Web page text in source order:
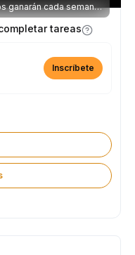
ganarán cada semana
disponibles.
tareas
Inscríbete